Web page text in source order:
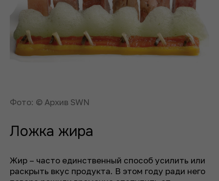
Фото: © Архив SWN
Ложка жира
Жир – часто единственный способ усилить или
раскрыть вкус продукта. В этом году ради него